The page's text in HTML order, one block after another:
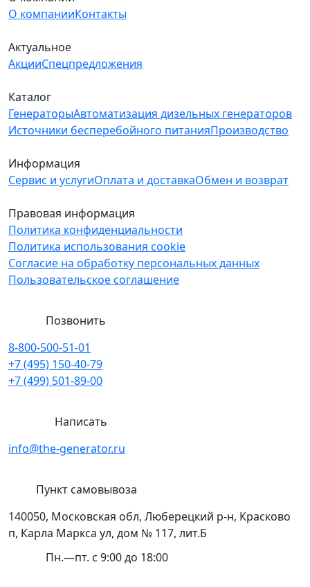
О компанииКонтакты
Актуальное
АкцииСпецпредложения
Каталог
ГенераторыАвтоматизация дизельных генераторов
Источники бесперебойного питанияПроизводство
Информация
Сервис и услугиОплата и доставкаОбмен и возврат
Правовая информация
Политика конфиденциальности
Политика использования cookie
Согласие на обработку персональных данных
Пользовательское соглашение
Позвонить
8-800-500-51-01
+7 (495) 150-40-79
+7 (499) 501-89-00
Написать
info@the-generator.ru
Пункт самовывоза
140050, Московская обл, Люберецкий р-н, Красково
п, Карла Маркса ул, дом № 117, лит.Б
Пн.—пт. с 9:00 до 18:00